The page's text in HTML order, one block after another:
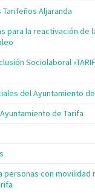
Aljaranda
para la reactivación de
Sociolaboral
del Ayuntamiento
de Tarifa
personas con movilidad